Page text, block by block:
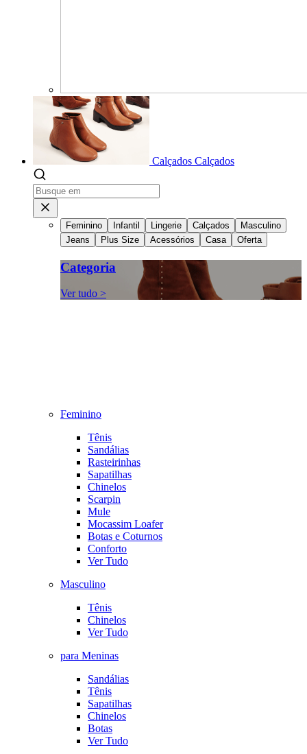
Calçados Calçados
Feminino Infantil Lingerie Calçados
Masculino
Jeans
Plus Size Acessórios Casa Oferta
Categoria
Ver tudo >
Feminino
Tênis
Sandálias
Rasteirinhas
Sapatilhas
Chinelos
Scarpin
Mule
Mocassim Loafer
Botas e Coturnos
Conforto
Ver Tudo
Masculino
Tênis
Chinelos
Ver Tudo
para Meninas
Sandálias
Tênis
Sapatilhas
Chinelos
Botas
Ver Tudo